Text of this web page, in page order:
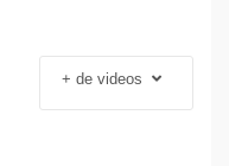
+ de videos